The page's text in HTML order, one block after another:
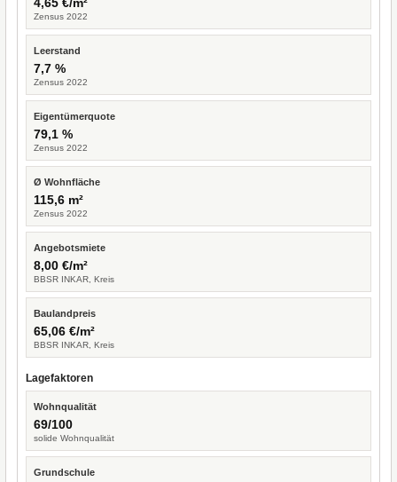
Zensus 2022
Leerstand
7,7 %
Zensus 2022
Eigentümerquote
79,1 %
Zensus 2022
Ø Wohnfläche
115,6 m²
Zensus 2022
Angebotsmiete
8,00 €/m²
BBSR INKAR, Kreis
Baulandpreis
65,06 €/m²
BBSR INKAR, Kreis
Lagefaktoren
Wohnqualität
69/100
solide Wohnqualität
Grundschule